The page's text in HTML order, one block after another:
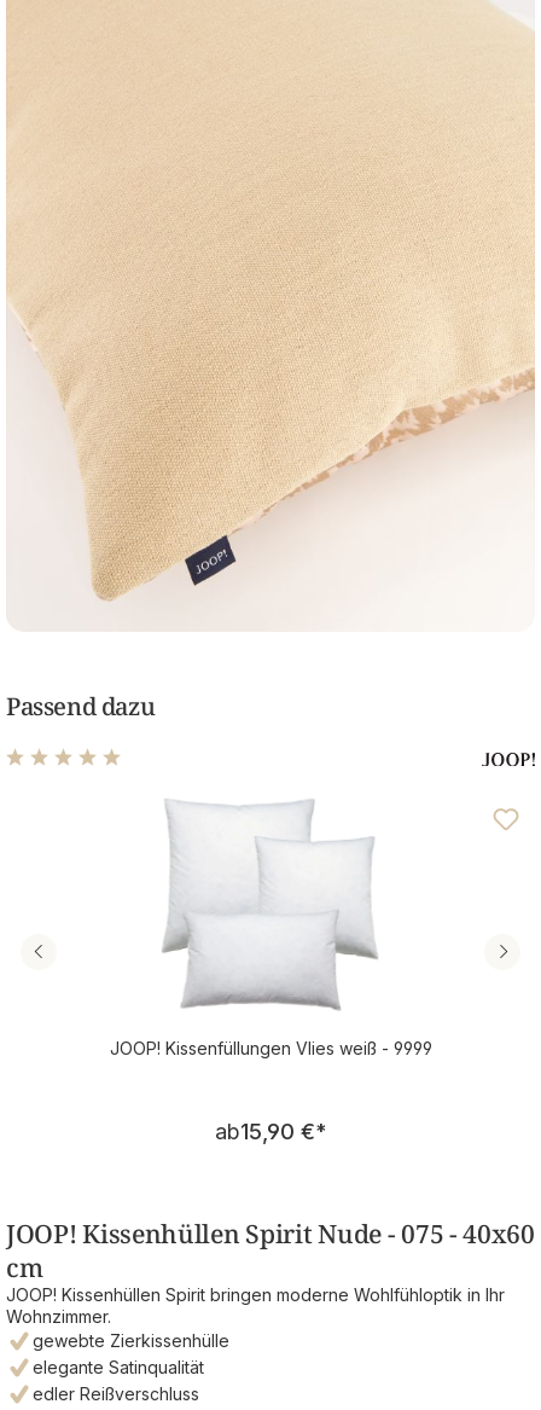
Passend dazu
JOOP! Kissenfüllungen Vlies weiß - 9999
Regulärer Preis:
ab15,90 €*
JOOP! Kissenhüllen Spirit Nude - 075 - 40x60
cm
JOOP! Kissenhüllen Spirit bringen moderne Wohlfühloptik in Ihr
Wohnzimmer.
gewebte Zierkissenhülle
elegante Satinqualität
edler Reißverschluss